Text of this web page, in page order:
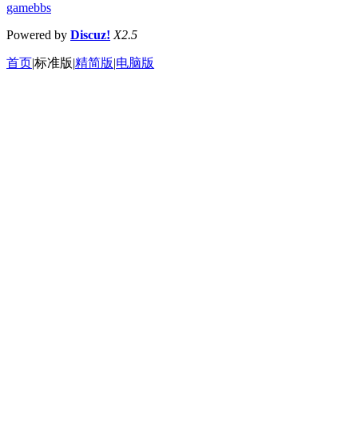
gamebbs
Powered by Discuz! X2.5
首页|标准版|精简版|电脑版